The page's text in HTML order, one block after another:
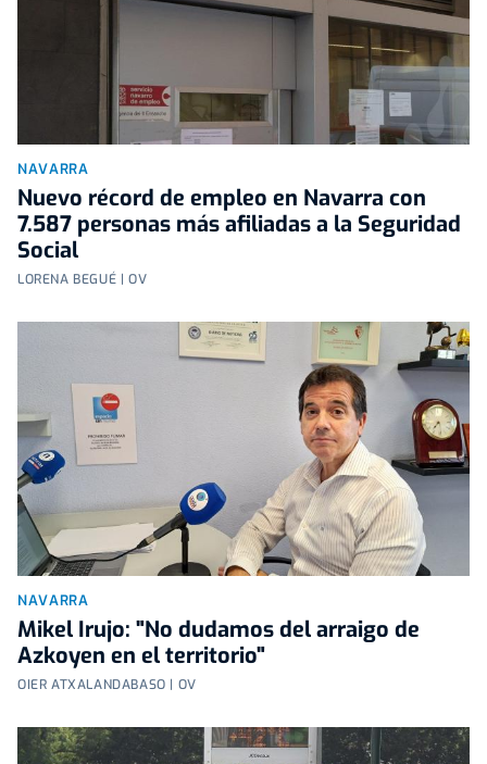
NAVARRA
Nuevo récord de empleo en Navarra con
7.587 personas más afiliadas a la Seguridad
Social
LORENA BEGUÉ | OV
NAVARRA
Mikel Irujo: "No dudamos del arraigo de
Azkoyen en el territorio"
OIER ATXALANDABASO | OV